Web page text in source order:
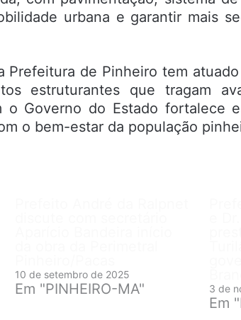
urbana e garantir mais
Prefeitura de Pinheiro tem
estruturantes que tragam
o Governo do Estado fortalece
o bem-estar da população
10 de setembro de 2025
Em "PINHEIRO-MA" 3 de
Em